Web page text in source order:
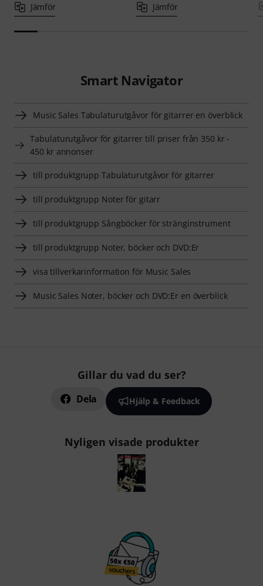
Jämför Jämför
Smart Navigator
Music Sales Tabulaturutgåvor för gitarrer en överblick
Tabulaturutgåvor för gitarrer till priser från 350 kr -
450 kr annonser
till produktgrupp Tabulaturutgåvor för gitarrer
till produktgrupp Noter för gitarr
till produktgrupp Sångböcker för stränginstrument
till produktgrupp Noter, böcker och DVD:Er
visa tillverkarinformation för Music Sales
Music Sales Noter, böcker och DVD:Er en överblick
Gillar du vad du ser?
Dela Hjälp & Feedback
Nyligen visade produkter